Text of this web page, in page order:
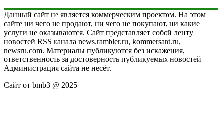
Данный сайт не является коммерческим проектом. На этом
сайте ни чего не продают, ни чего не покупают, ни какие
услуги не оказываются. Сайт представляет собой ленту
новостей RSS канала news.rambler.ru, kommersant.ru,
newsru.com. Материалы публикуются без искажения,
ответственность за достоверность публикуемых новостей
Администрация сайта не несёт.
Сайт от bmb3 @ 2025